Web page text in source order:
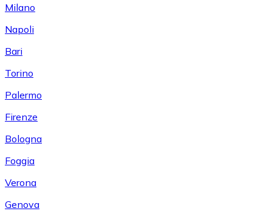
Milano
Napoli
Bari
Torino
Palermo
Firenze
Bologna
Foggia
Verona
Genova